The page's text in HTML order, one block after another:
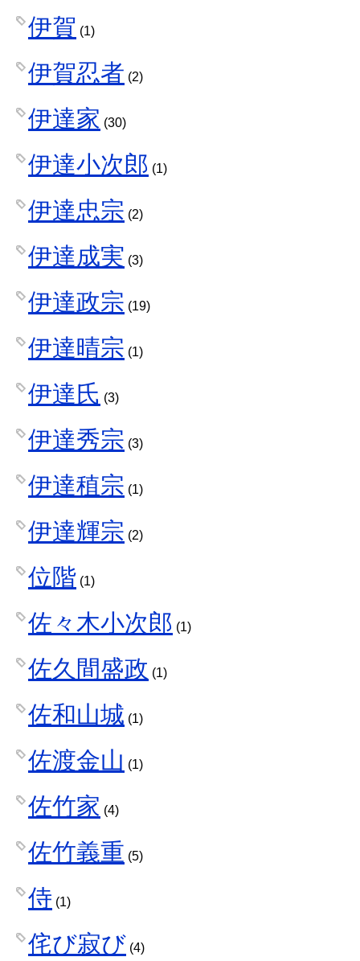
伊賀 (1)
伊賀忍者 (2)
伊達家 (30)
伊達小次郎 (1)
伊達忠宗 (2)
伊達成実 (3)
伊達政宗 (19)
伊達晴宗 (1)
伊達氏 (3)
伊達秀宗 (3)
伊達稙宗 (1)
伊達輝宗 (2)
位階 (1)
佐々木小次郎 (1)
佐久間盛政 (1)
佐和山城 (1)
佐渡金山 (1)
佐竹家 (4)
佐竹義重 (5)
侍 (1)
侘び寂び (4)